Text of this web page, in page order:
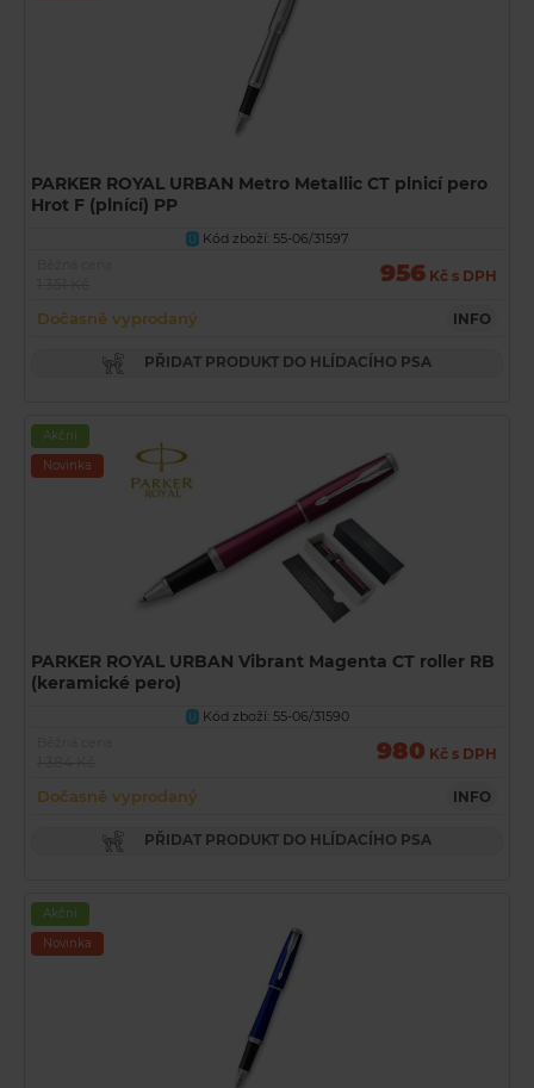
PARKER ROYAL URBAN Metro Metallic CT plnicí pero
Hrot F (plnící) PP
U
Kód zboží: 55-06/31597
956 Kč s DPH
Dočasně vyprodaný INFO
PŘIDAT PRODUKT DO HLÍDACÍHO PSA
Akční
Novinka
PARKER ROYAL URBAN Vibrant Magenta CT roller RB
(keramické pero)
U Kód zboží: 55-06/31590
980 Kč s DPH
Dočasně vyprodaný INFO
PŘIDAT PRODUKT DO HLÍDACÍHO PSA
Akční
Novinka